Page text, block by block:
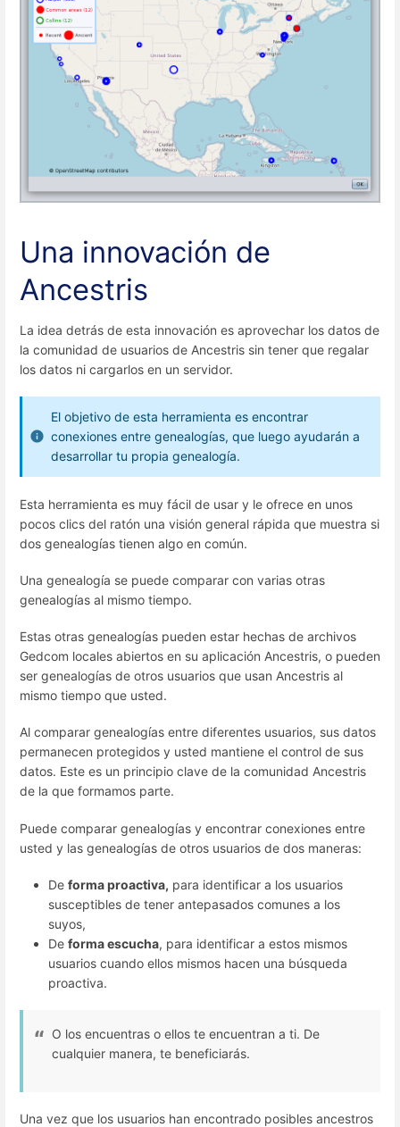
Una innovación de
Ancestris
La idea detrás de esta innovación es aprovechar los datos de
la comunidad de usuarios de Ancestris sin tener que regalar
los datos ni cargarlos en un servidor.
El objetivo de esta herramienta es encontrar
conexiones entre genealogías, que luego ayudarán a
desarrollar tu propia genealogía.
Esta herramienta es muy fácil de usar y le ofrece en unos
pocos clics del ratón una visión general rápida que muestra si
dos genealogías tienen algo en común.
Una genealogía se puede comparar con varias otras
genealogías al mismo tiempo.
Estas otras genealogías pueden estar hechas de archivos
Gedcom locales abiertos en su aplicación Ancestris, o pueden
ser genealogías de otros usuarios que usan Ancestris al
mismo tiempo que usted.
Al comparar genealogías entre diferentes usuarios, sus datos
permanecen protegidos y usted mantiene el control de sus
datos. Este es un principio clave de la comunidad Ancestris
de la que formamos parte.
Puede comparar genealogías y encontrar conexiones entre
usted y las genealogías de otros usuarios de dos maneras:
De forma proactiva, para identificar a los usuarios
susceptibles de tener antepasados comunes a los
suyos,
De forma escucha, para identificar a estos mismos
usuarios cuando ellos mismos hacen una búsqueda
proactiva.
O los encuentras o ellos te encuentran a ti. De
cualquier manera, te beneficiarás.
Una vez que los usuarios han encontrado posibles ancestros